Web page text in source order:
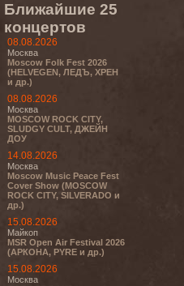
Ближайшие 25
концертов
08.08.2026
Москва
Moscow Folk Fest 2026
(HELVEGEN, ЛЕДЪ, ХРЕН
и др.)
08.08.2026
Москва
MOSCOW ROCK CITY,
SLUDGY CULT, ДЖЕЙН
ДОУ
14.08.2026
Москва
Moscow Music Peace Fest
Cover Show (MOSCOW
ROCK CITY, SILVERADO и
др.)
15.08.2026
Майкоп
MSR Open Air Festival 2026
(АРКОНА, PYRE и др.)
15.08.2026
Москва